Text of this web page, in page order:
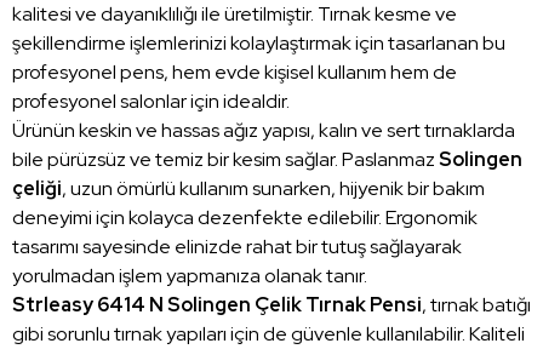
kalitesi ve dayanıklılığı ile üretilmiştir. Tırnak kesme ve
şekillendirme işlemlerinizi kolaylaştırmak için tasarlanan bu
profesyonel pens, hem evde kişisel kullanım hem de
profesyonel salonlar için idealdir.
Ürünün keskin ve hassas ağız yapısı, kalın ve sert tırnaklarda
bile pürüzsüz ve temiz bir kesim sağlar. PaslanmazSolingen
çeliği, uzun ömürlü kullanım sunarken, hijyenik bir bakım
deneyimi için kolayca dezenfekte edilebilir. Ergonomik
tasarımı sayesinde elinizde rahat bir tutuş sağlayarak
yorulmadan işlem yapmanıza olanak tanır.
Strleasy 6414 N Solingen Çelik Tırnak Pensi, tırnak batığı
gibi sorunlu tırnak yapıları için de güvenle kullanılabilir. Kaliteli